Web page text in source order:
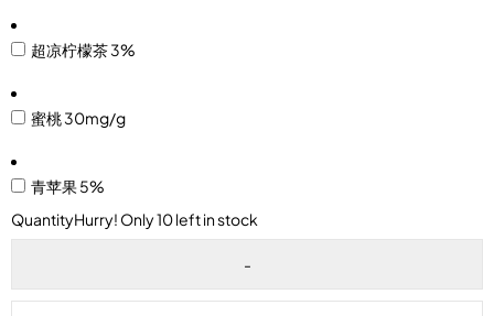
超凉柠檬茶 3%
蜜桃 30mg/g
青苹果 5%
QuantityHurry! Only 10 left in stock